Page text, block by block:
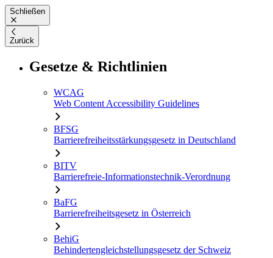
Schließen
Zurück
Gesetze & Richtlinien
WCAG
Web Content Accessibility Guidelines
BFSG
Barrierefreiheitsstärkungsgesetz in Deutschland
BITV
Barrierefreie-Informationstechnik-Verordnung
BaFG
Barrierefreiheitsgesetz in Österreich
BehiG
Behindertengleichstellungsgesetz der Schweiz